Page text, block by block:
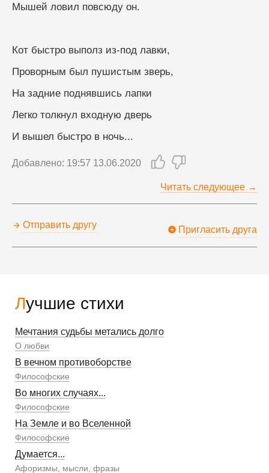
Лучшие стихи
Мечтания судьбы метались долго
О любви
В вечном противоборстве
Философские
Во многих случаях...
Философские
На Земле и во Вселенной
Философские
Думается...
Афоризмы, мысли, фразы
Мышей ловил повсюду он.
Кот быстро выполз из-под лавки,
Проворным был пушистым зверь,
На задние поднявшись лапки
Легко толкнул входную дверь
И вышел быстро в ночь...
Добавлено: 19:57 13.06.2020
Читать следующее →
Отправить другу Пригласить друга